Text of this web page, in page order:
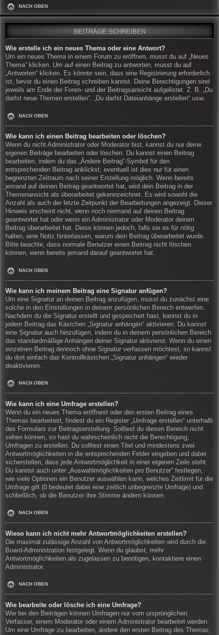
NACH OBEN
BEITRÄGE SCHREIBEN
Wie erstelle ich ein neues Thema oder eine Antwort?
Um ein neues Thema in einem Forum zu eröffnen, musst du auf „Neues
Thema“ klicken. Um auf einen Beitrag zu antworten, musst du auf
„Antworten“ klicken. Es könnte sein, dass eine Registrierung erforderlich
ist, bevor du einen Beitrag schreiben kannst. Deine Berechtigungen sind
jeweils am Ende der Foren- und der Beitragsansicht aufgelistet. Z. B. „Du
darfst neue Themen erstellen“, „Du darfst Dateianhänge erstellen“ usw.
NACH OBEN
Wie kann ich einen Beitrag bearbeiten oder löschen?
Wenn du nicht Administrator oder Moderator bist, kannst du nur deine
eigenen Beiträge bearbeiten oder löschen. Du kannst einen Beitrag
bearbeiten, indem du das „Ändere Beitrag“-Symbol für den
entsprechenden Beitrag anklickst; eventuell ist dies nur für einen
begrenzten Zeitraum nach seiner Erstellung möglich. Wenn bereits
jemand auf deinen Beitrag geantwortet hat, wird dein Beitrag in der
Themenansicht als überarbeitet gekennzeichnet. Es wird sowohl die
Anzahl als auch der letzte Zeitpunkt der Bearbeitungen angezeigt. Dieser
Hinweis erscheint nicht, wenn noch niemand auf deinen Beitrag
geantwortet hat oder wenn ein Administrator oder Moderator deinen
Beitrag überarbeitet hat. Diese können jedoch, falls sie es für nötig
halten, eine Notiz hinterlassen, warum dein Beitrag überarbeitet wurde.
Bitte beachte, dass normale Benutzer einen Beitrag nicht löschen
können, wenn bereits jemand darauf geantwortet hat.
NACH OBEN
Wie kann ich meinem Beitrag eine Signatur anfügen?
Um eine Signatur an deinen Beitrag anzufügen, musst du zunächst eine
solche in den Einstellungen in deinem persönlichen Bereich entwerfen.
Nachdem du die Signatur erstellt und gespeichert hast, kannst du in
jedem Beitrag das Kästchen „Signatur anhängen“ aktivieren. Du kannst
eine Signatur auch hinzufügen, indem du in deinem persönlichen Bereich
das standardmäßige Anhängen deiner Signatur aktivierst. Wenn du einen
einzelnen Beitrag dennoch ohne Signatur verfassen möchtest, so kannst
du dort einfach das Kontrollkästchen „Signatur anhängen“ wieder
deaktivieren.
NACH OBEN
Wie kann ich eine Umfrage erstellen?
Wenn du ein neues Thema eröffnest oder den ersten Beitrag eines
Themas bearbeitest, findest du ein Register „Umfrage erstellen“ unterhalb
des Formulars zur Beitragserstellung. Solltest du diesen Bereich nicht
sehen können, so hast du wahrscheinlich nicht die Berechtigung,
Umfragen zu erstellen. Du solltest einen Titel und mindestens zwei
Antwortmöglichkeiten in die entsprechenden Felder eingeben und dabei
sicherstellen, dass jede Antwortmöglichkeit in einer eigenen Zeile steht.
Du kannst auch unter „Auswahlmöglichkeiten pro Benutzer“ festlegen,
wie viele Optionen ein Benutzer auswählen kann, welches Zeitlimit für die
Umfrage gilt (0 bedeutet dabei eine zeitlich unbegrenzte Umfrage) und
schließlich, ob die Benutzer ihre Stimme ändern können.
NACH OBEN
Wieso kann ich nicht mehr Antwortmöglichkeiten erstellen?
Die maximal zulässige Anzahl von Antwortmöglichkeiten wird durch die
Board-Administration festgelegt. Wenn du glaubst, mehr
Antwortmöglichkeiten als zugelassen zu benötigen, kontaktiere einen
Administrator.
NACH OBEN
Wie bearbeite oder lösche ich eine Umfrage?
Wie bei den Beiträgen können Umfragen nur vom ursprünglichen
Verfasser, einem Moderator oder einem Administrator bearbeitet werden.
Um eine Umfrage zu bearbeiten, ändere den ersten Beitrag des Themas;